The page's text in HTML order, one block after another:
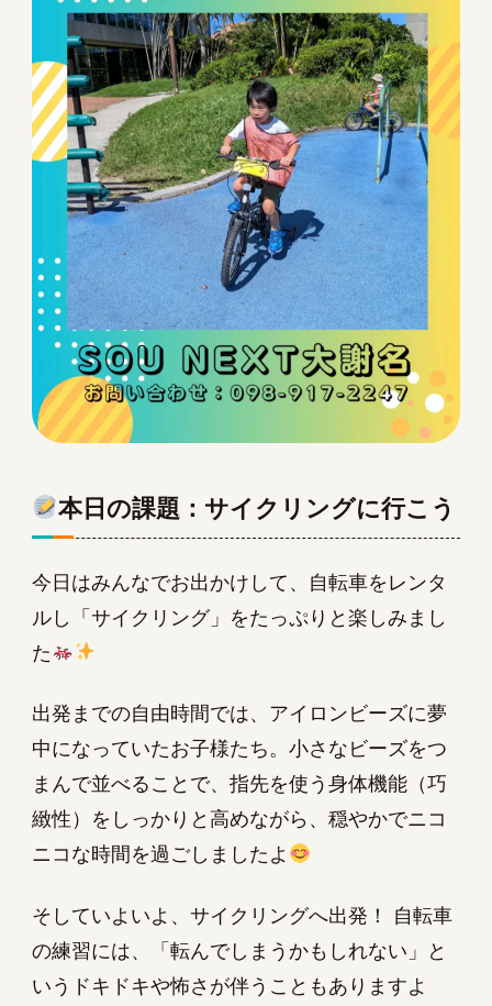
本日の課題：サイクリングに行こう
今日はみんなでお出かけして、自転車をレンタ
ルし「サイクリング」をたっぷりと楽しみまし
た
出発までの自由時間では、アイロンビーズに夢
中になっていたお子様たち。小さなビーズをつ
まんで並べることで、指先を使う身体機能（巧
緻性）をしっかりと高めながら、穏やかでニコ
ニコな時間を過ごしましたよ
そしていよいよ、サイクリングへ出発！ 自転車
の練習には、「転んでしまうかもしれない」と
いうドキドキや怖さが伴うこともありますよ